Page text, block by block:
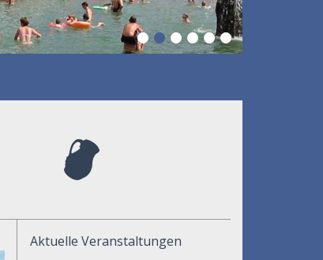
Aktuelle Veranstaltungen